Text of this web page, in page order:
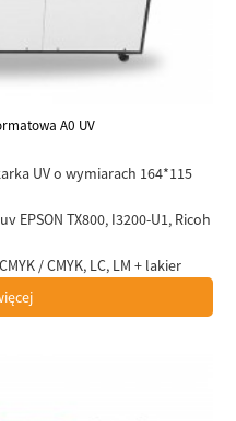
A0 UV
UV o wymiarach 164*115
EPSON TX800, I3200-U1, Ricoh
/ CMYK, LC, LM + lakier